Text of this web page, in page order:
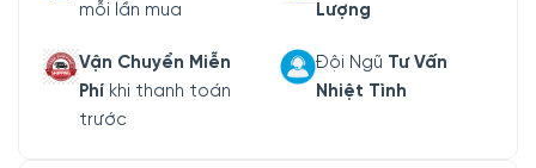
mỗi lần mua
Lượng
Vận Chuyển Miễn
Phí khi thanh toán
trước
Đội Ngũ Tư Vấn
Nhiệt Tình